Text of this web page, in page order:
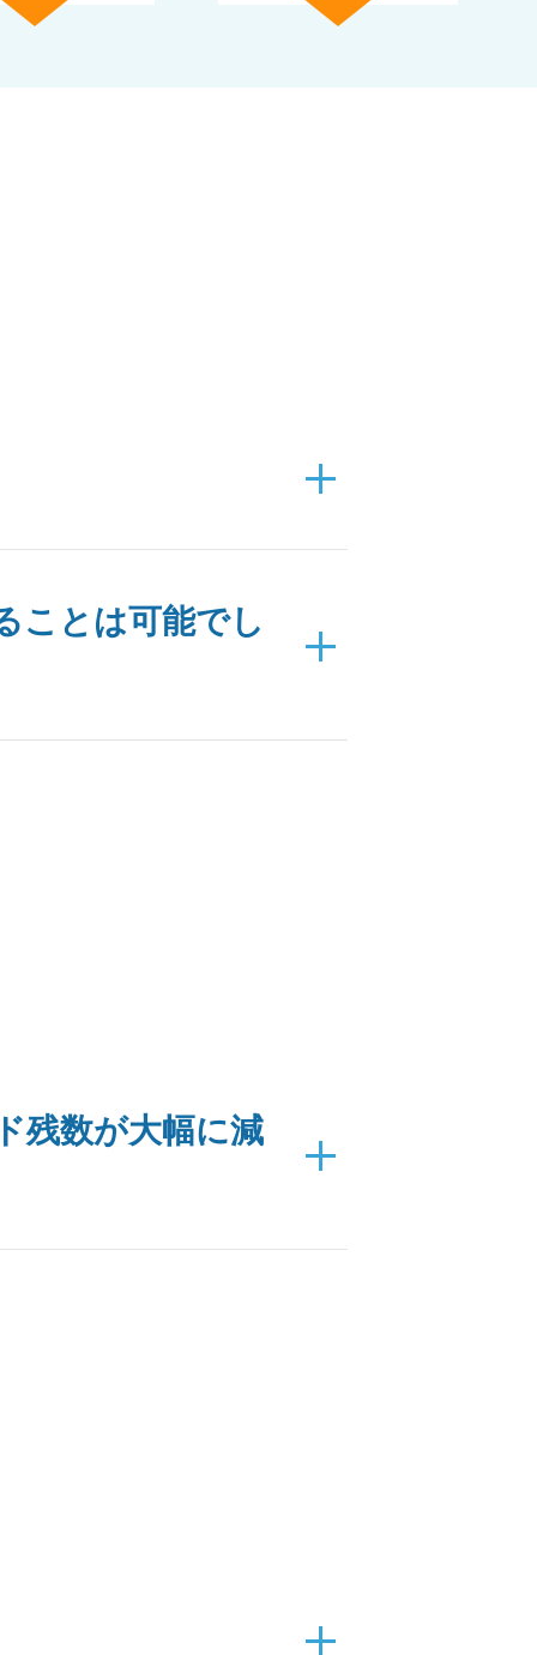
ことは可能でし
残数が大幅に減